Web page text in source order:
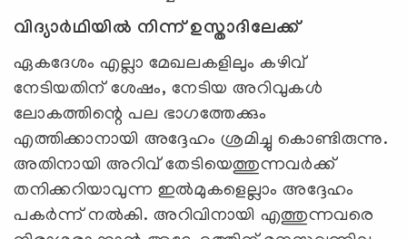
വിദ്യാർഥിയിൽ നിന്ന് ഉസ്താദിലേക്ക്
ഏകദേശം എല്ലാ മേഖലകളിലും കഴിവ്
നേടിയതിന് ശേഷം, നേടിയ അറിവുകൾ
ലോകത്തിന്റെ പല ഭാഗത്തേക്കും
എത്തിക്കാനായി അദ്ദേഹം ശ്രമിച്ചു കൊണ്ടിരുന്നു.
അതിനായി അറിവ് തേടിയെത്തുന്നവർക്ക്
തനിക്കറിയാവുന്ന ഇൽമുകളെല്ലാം അദ്ദേഹം
പകർന്ന് നൽകി. അറിവിനായി എത്തുന്നവരെ